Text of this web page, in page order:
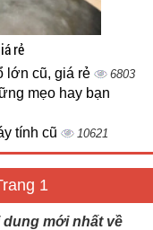
rẻ
lớn cũ, giá rẻ 6803
mẹo hay bạn
tính cũ 10621
1
dung mới nhất về